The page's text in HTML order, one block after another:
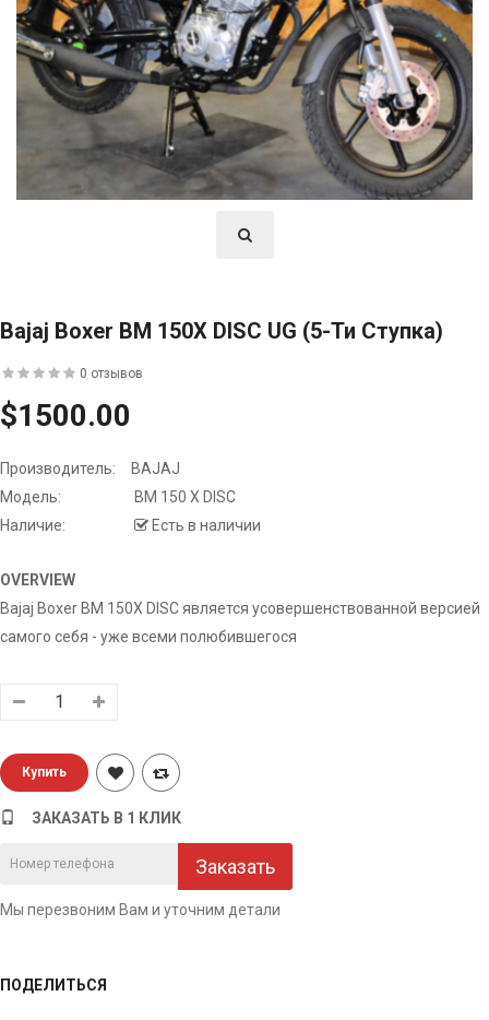
Bajaj Boxer BM 150X DISC UG (5-Ти Ступка)
0 отзывов
$1500.00
Производитель:
BAJAJ
Модель:
BM 150 X DISC
Наличие:
Есть в наличии
OVERVIEW
Bajaj Boxer BM 150X DISC является усовершенствованной версией
самого себя - уже всеми полюбившегося
ЗАКАЗАТЬ В 1 КЛИК
Заказать
Мы перезвоним Вам и уточним детали
ПОДЕЛИТЬСЯ